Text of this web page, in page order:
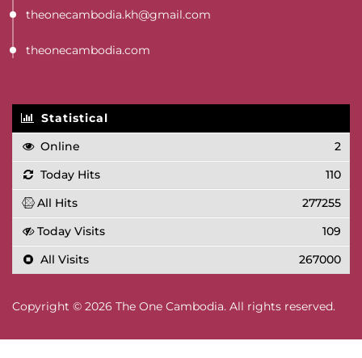
theonecambodia.kh@gmail.com
theonecambodia.com
Statistical
Online
2
Today Hits
110
All Hits
277255
Today Visits
109
All Visits
267000
Copyright © 2026 The One Cambodia. All rights reserved.